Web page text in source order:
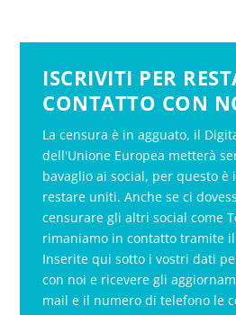
ISCRIVITI PER
CONTATTO CON
La censura è in agguato, il
dell'Unione Europea metterà
bavaglio ai social, per questo
restare uniti. Anche se ci
censurare gli altri social come
rimaniamo in contatto tramite
Inserite qui sotto i vostri dati
con noi e ricevere gli
mail e il numero di telefono le